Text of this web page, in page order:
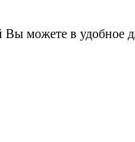
Вы можете в удобное